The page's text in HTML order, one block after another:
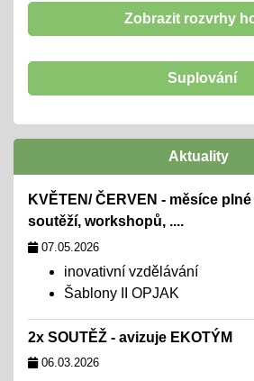
Zobrazit rozvrhy
Suplování
Aktuality
KVĚTEN/ ČERVEN - měsíce
soutěží, workshopů, ....
07.05.2026
inovativní vzdělávání
Šablony II OPJAK
2x SOUTĚŽ - avizuje EKOTÝM
06.03.2026